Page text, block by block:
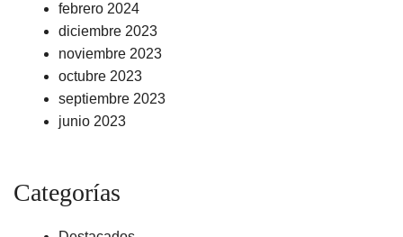
febrero 2024
diciembre 2023
noviembre 2023
octubre 2023
septiembre 2023
junio 2023
Categorías